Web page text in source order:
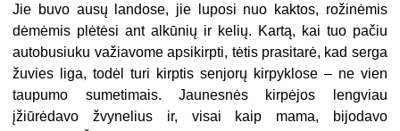
Jie buvo ausų landose, jie luposi nuo kaktos, rožinėmis
dėmėmis plėtėsi ant alkūnių ir kelių. Kartą, kai tuo pačiu
autobusiuku važiavome apsikirpti, tėtis prasitarė, kad serga
žuvies liga, todėl turi kirptis senjorų kirpyklose – ne vien
taupumo sumetimais. Jaunesnės kirpėjos lengviau
įžiūrėdavo žvynelius ir, visai kaip mama, bijodavo